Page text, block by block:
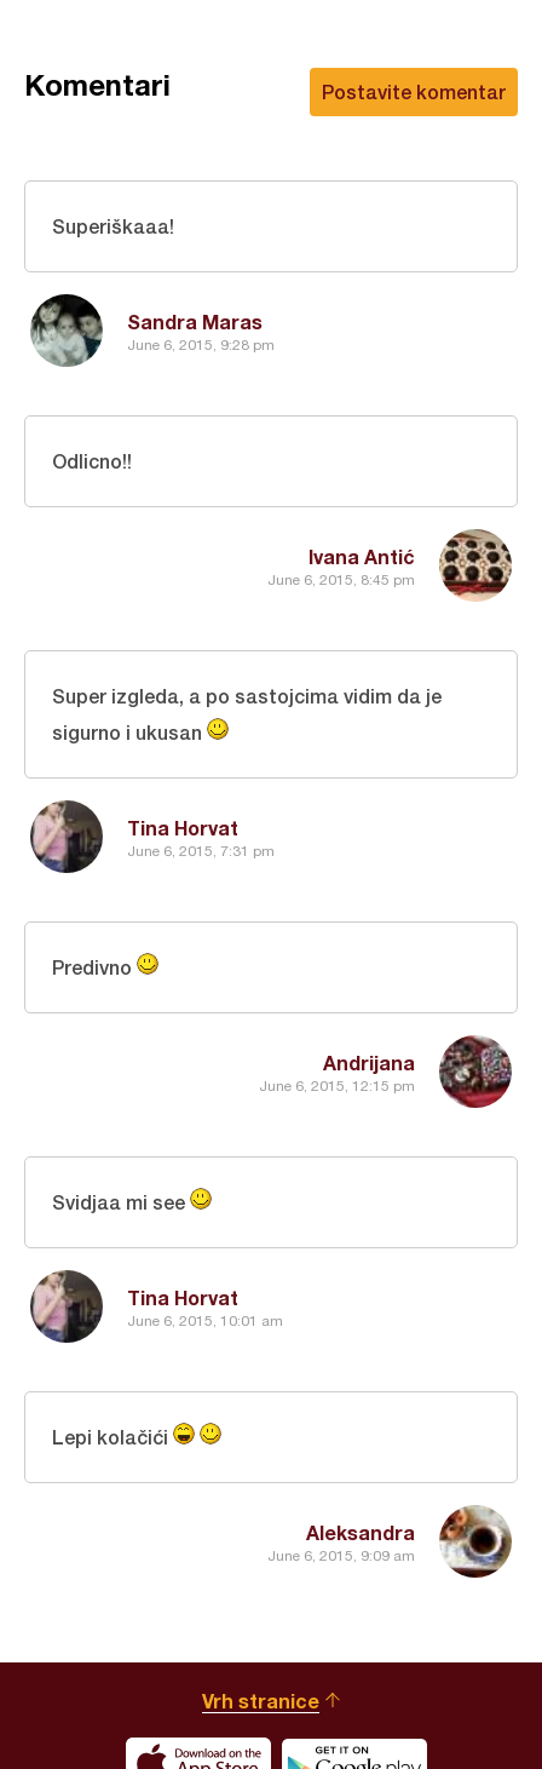
Postavite komentar
Komentari
Sandra Maras
June 6, 2015, 9:28 pm
Superiškaaa!
Ivana Antić
June 6, 2015, 8:45 pm
Odlicno!!
Tina Horvat
June 6, 2015, 7:31 pm
Super izgleda, a po sastojcima vidim da je
sigurno i ukusan
Andrijana
June 6, 2015, 12:15 pm
Predivno
Tina Horvat
June 6, 2015, 10:01 am
Svidjaa mi see
Aleksandra
June 6, 2015, 9:09 am
Lepi kolačići
Vrh stranice